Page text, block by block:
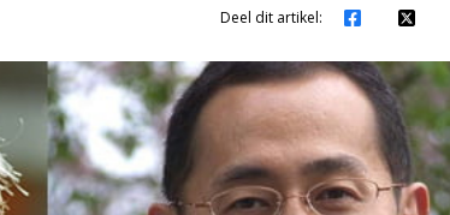
Deel dit artikel: